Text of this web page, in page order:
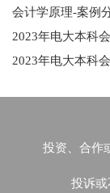
会计学原理-案例
2023年电大本科
2023年电大本科
投资、合作
投诉或